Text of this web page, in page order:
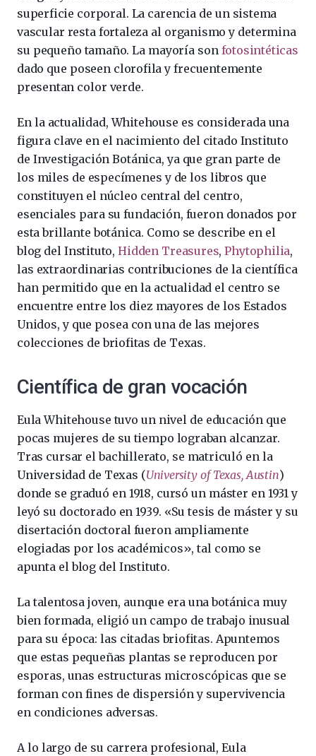
superficie corporal. La carencia de un sistema
vascular resta fortaleza al organismo y determina
su pequeño tamaño. La mayoría son fotosintéticas
dado que poseen clorofila y frecuentemente
presentan color verde.
En la actualidad, Whitehouse es considerada una
figura clave en el nacimiento del citado Instituto
de Investigación Botánica, ya que gran parte de
los miles de especímenes y de los libros que
constituyen el núcleo central del centro,
esenciales para su fundación, fueron donados por
esta brillante botánica. Como se describe en el
blog del Instituto,Hidden Treasures,Phytophilia,
las extraordinarias contribuciones de la científica
han permitido que en la actualidad el centro se
encuentre entre los diez mayores de los Estados
Unidos, y que posea con una de las mejores
colecciones de briofitas de Texas.
Científica de gran vocación
Eula Whitehouse tuvo un nivel de educación que
pocas mujeres de su tiempo lograban alcanzar.
Tras cursar el bachillerato, se matriculó en la
Universidad de Texas (University of Texas, Austin)
donde se graduó en 1918, cursó un máster en 1931 y
leyó su doctorado en 1939. «Su tesis de máster y su
disertación doctoral fueron ampliamente
elogiadas por los académicos», tal como se
apunta el blog del Instituto.
La talentosa joven, aunque era una botánica muy
bien formada, eligió un campo de trabajo inusual
para su época: las citadas briofitas. Apuntemos
que estas pequeñas plantas se reproducen por
esporas, unas estructuras microscópicas que se
forman con fines de dispersión y supervivencia
en condiciones adversas.
A lo largo de su carrera profesional, Eula